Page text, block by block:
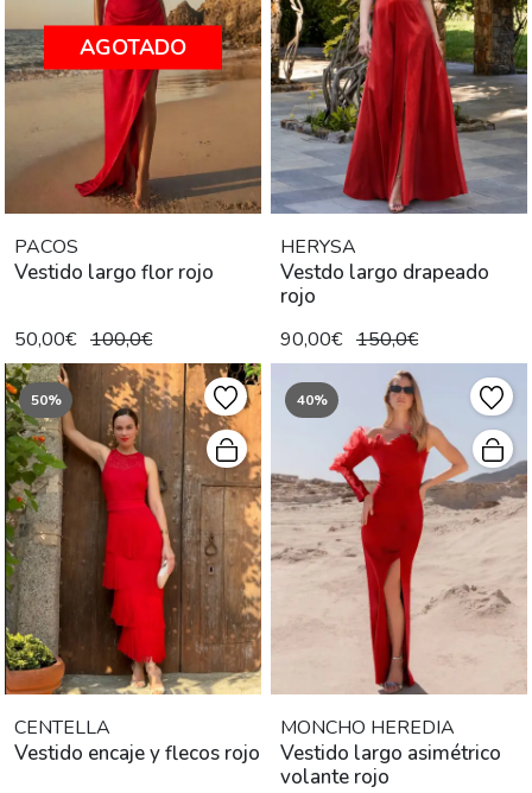
AGOTADO
PACOS
Vestido largo flor rojo
50,00€ 100,0€
HERYSA
Vestdo largo drapeado
rojo
90,00€ 150,0€
50%
CENTELLA
Vestido encaje y flecos rojo
40%
MONCHO HEREDIA
Vestido largo asimétrico
volante rojo